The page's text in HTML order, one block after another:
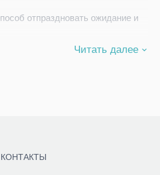
отпраздновать ожидание и
Читать далее
КОНТАКТЫ